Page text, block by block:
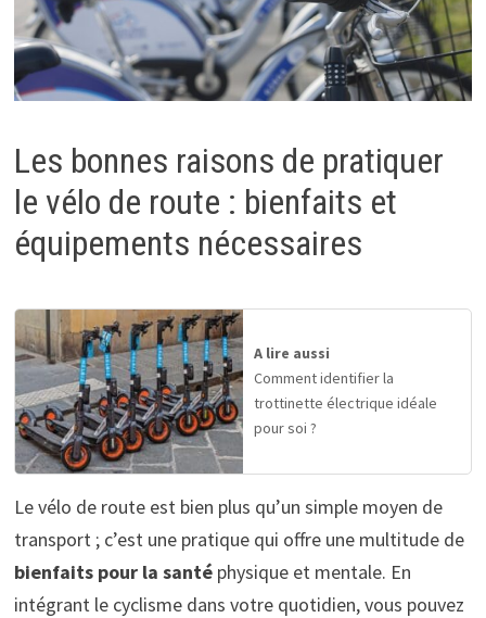
Les bonnes raisons de pratiquer
le vélo de route : bienfaits et
équipements nécessaires
A lire aussi
Comment identifier la
trottinette électrique idéale
pour soi ?
Le vélo de route est bien plus qu’un simple moyen de
transport ; c’est une pratique qui offre une multitude de
bienfaits pour la santéphysique et mentale. En
intégrant le cyclisme dans votre quotidien, vous pouvez